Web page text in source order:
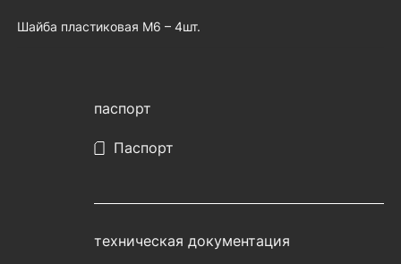
Шайба пластиковая М6 – 4шт.
паспорт
Паспорт
техническая документация